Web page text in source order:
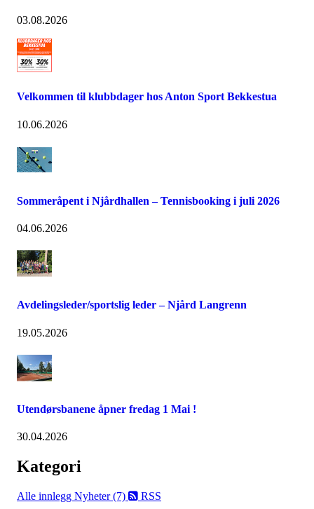
03.08.2026
Velkommen til klubbdager hos Anton Sport Bekkestua
10.06.2026
Sommeråpent i Njårdhallen – Tennisbooking i juli 2026
04.06.2026
Avdelingsleder/sportslig leder – Njård Langrenn
19.05.2026
Utendørsbanene åpner fredag 1 Mai !
30.04.2026
Kategori
Alle innlegg Nyheter (7) RSS